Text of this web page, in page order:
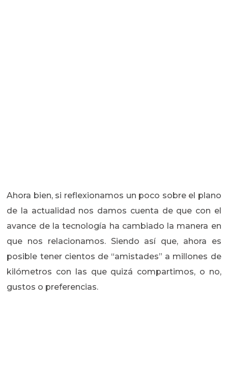
Ahora bien, si reflexionamos un poco sobre el plano
de la actualidad nos damos cuenta de que con el
avance de la tecnología ha cambiado la manera en
que nos relacionamos. Siendo así que, ahora es
posible tener cientos de “amistades” a millones de
kilómetros con las que quizá compartimos, o no,
gustos o preferencias.